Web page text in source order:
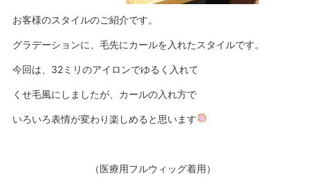
お客様のスタイルのご紹介です。
グラデーションに、毛先にカールを入れたスタイルです。
今回は、32ミリのアイロンでゆるく入れて
くせ毛風にしましたが、カールの入れ方で
いろいろ表情が変わり楽しめると思います
（医療用フルウィッグ着用）